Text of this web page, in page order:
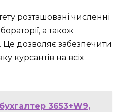
розташовані численні
а також
дозволяє забезпечити
курсантів на всіх
3653+W9,